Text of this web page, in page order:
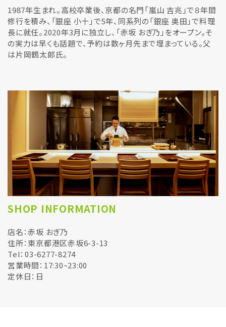
1987年生まれ。高校卒業後、京都の名門「嵐山 吉兆」で８年間
修行を積み、「銀座 小十」で5年、同系列の「銀座 奥田」で料理
長に就任。2020年3月に独立し、「赤坂 おぎ乃」をオープン。そ
の実力は早くも話題で、予約は数ヶ月先まで埋まっている。父
は片岡鶴太郎氏。
SHOP INFORMATION
店名：赤坂 おぎ乃
住所：東京都港区赤坂6-3-13
Tel：03-6277-8274
営業時間：17:30~23:00
定休日：日